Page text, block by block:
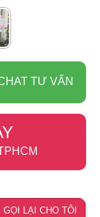
TƯ VẤN
GỌI LẠI CHO TÔI